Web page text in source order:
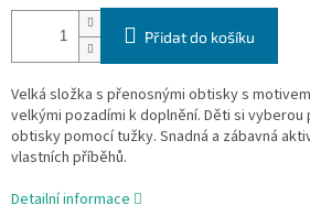
Přidat do košíku
Velká složka s přenosnými obtisky s
velkými pozadími k doplnění. Děti si vyberou
obtisky pomocí tužky. Snadná a zábavná
vlastních příběhů.
Detailní informace